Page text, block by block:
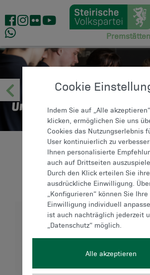
Premstätten
Cookie
Indem Sie auf „Alle akzeptieren“
klicken, ermöglichen Sie uns
Cookies das Nutzungserlebnis
User kontinuierlich zu
Ihnen personalisierte
auch auf Drittseiten
Durch den Klick erteilen Sie ihre
ausdrückliche Einwilligung.
„Konfigurieren“ können Sie Ihre
Einwilligung individuell
ist auch nachträglich jederzeit
„Datenschutz“ möglich.
Alle akzeptieren